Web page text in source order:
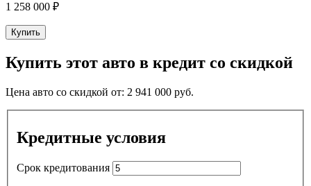
1 258 000 ₽
Купить
Купить этот авто в кредит со скидкой
Цена авто со скидкой от: 2 941 000 руб.
Кредитные условия
Срок кредитования